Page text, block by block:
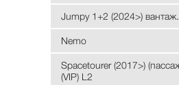
Jumpy 1+2 (2024>) вантаж.
Nemo
Spacetourer (2017>)
(VIP) L2